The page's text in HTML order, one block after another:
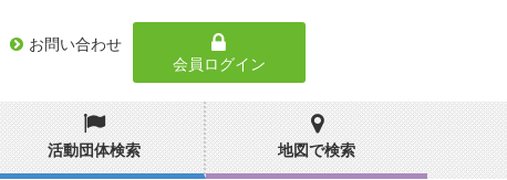
お問い合わせ
会員ログイン
活動団体検索 地図で検索